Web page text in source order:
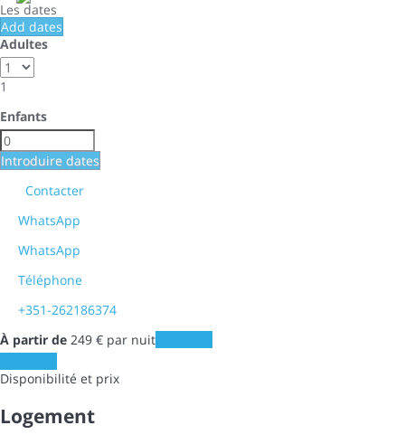
Les dates
Add dates
Adultes
1
Enfants
Introduire dates
Contacter
WhatsApp
WhatsApp
Téléphone
+351-262186374
À partir de 249 € par nuit
Disponibilité et prix
Logement